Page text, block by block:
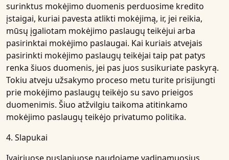
surinktus mokėjimo duomenis perduosime kredito
įstaigai, kuriai pavesta atlikti mokėjimą, ir, jei reikia,
mūsų įgaliotam mokėjimo paslaugų teikėjui arba
pasirinktai mokėjimo paslaugai. Kai kuriais atvejais
pasirinkti mokėjimo paslaugų teikėjai taip pat patys
renka šiuos duomenis, jei pas juos susikuriate paskyrą.
Tokiu atveju užsakymo proceso metu turite prisijungti
prie mokėjimo paslaugų teikėjo su savo prieigos
duomenimis. Šiuo atžvilgiu taikoma atitinkamo
mokėjimo paslaugų teikėjo privatumo politika.
4. Slapukai